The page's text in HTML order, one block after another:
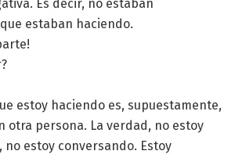
Es decir, no estaban
estaban haciendo.
estoy haciendo es, supuestamente,
otra persona. La verdad, no estoy
no estoy conversando. Estoy